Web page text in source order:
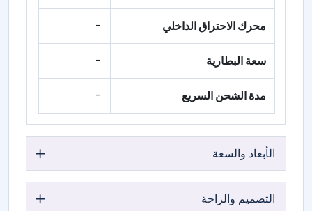
محرك الاحتراق الداخلي -
سعة البطارية -
مدة الشحن السريع -
الأبعاد والسعة
التصميم والراحة